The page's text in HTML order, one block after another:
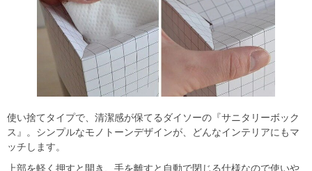
使い捨てタイプで、清潔感が保てるダイソーの『サニタリーボック
ス』。シンプルなモノトーンデザインが、どんなインテリアにもマ
ッチします。
上部を軽く押すと開き、手を離すと自動で閉じる仕様なので使いや